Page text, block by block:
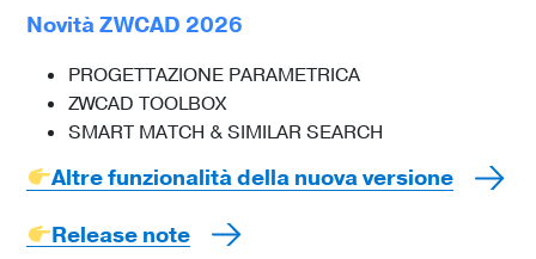
Novità ZWCAD 2026
PROGETTAZIONE PARAMETRICA
ZWCAD TOOLBOX
SMART MATCH & SIMILAR SEARCH
Altre funzionalità della nuova versione
Release note